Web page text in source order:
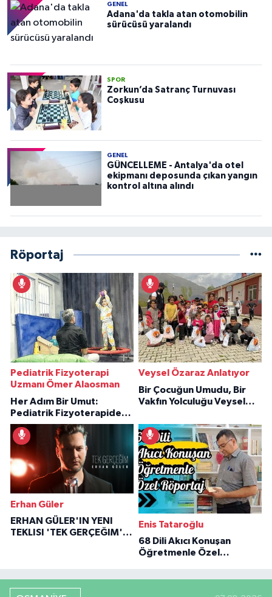
GENEL
Adana'da takla atan otomobilin
sürücüsü yaralandı
SPOR
Zorkun’da Satranç Turnuvası
Coşkusu
GENEL
GÜNCELLEME - Antalya'da otel
ekipmanı deposunda çıkan yangın
kontrol altına alındı
Röportaj
Pediatrik Fizyoterapi
Uzmanı Ömer Alaosman
Her Adım Bir Umut:
Pediatrik Fizyoterapiden
İlham Veren Hikâyeler
Veysel Özaraz Anlatıyor
Bir Çocuğun Umudu, Bir
Vakfın Yolculuğu Veysel
Erhan Güler
ERHAN GÜLER'IN YENI
TEKLISI 'TEK GERÇEĞIM'LE
Enis Tataroğlu
68 Dili Akıcı Konuşan
Öğretmenle Özel